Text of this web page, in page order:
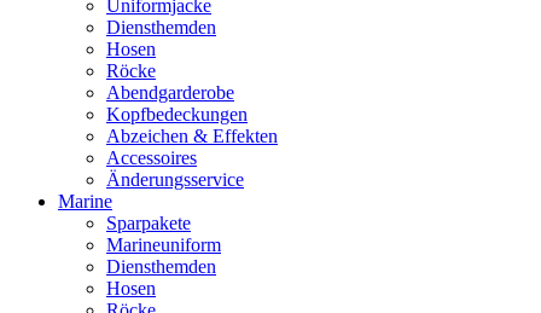
Uniformjacke
Diensthemden
Hosen
Röcke
Abendgarderobe
Kopfbedeckungen
Abzeichen & Effekten
Accessoires
Änderungsservice
Marine
Sparpakete
Marineuniform
Diensthemden
Hosen